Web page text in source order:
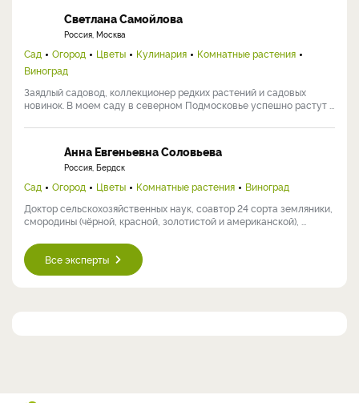
Светлана Самойлова
Россия, Москва
Сад Огород Цветы Кулинария
Комнатные растения
Виноград
Заядлый садовод, коллекционер редких растений и садовых
новинок. В моем саду в северном Подмосковье успешно растут ...
Анна Евгеньевна Соловьева
Россия, Бердск
Сад Огород Цветы Комнатные растения
Виноград
Доктор сельскохозяйственных наук, соавтор 24 сорта земляники,
смородины (чёрной, красной, золотистой и американской), ...
Все эксперты